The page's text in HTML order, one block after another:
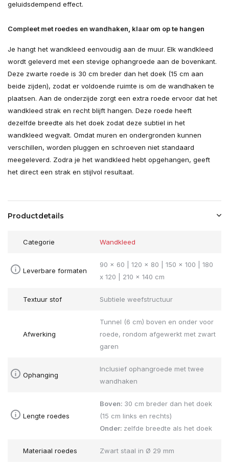
geluidsdempend effect.
Compleet met roedes en wandhaken, klaar om op te hangen
Je hangt het wandkleed eenvoudig aan de muur. Elk wandkleed
wordt geleverd met een stevige ophangroede aan de bovenkant.
Deze zwarte roede is 30 cm breder dan het doek (15 cm aan
beide zijden), zodat er voldoende ruimte is om de wandhaken te
plaatsen. Aan de onderzijde zorgt een extra roede ervoor dat het
wandkleed strak en recht blijft hangen. Deze roede heeft
dezelfde breedte als het doek zodat deze subtiel in het
wandkleed wegvalt. Omdat muren en ondergronden kunnen
verschillen, worden pluggen en schroeven niet standaard
meegeleverd. Zodra je het wandkleed hebt opgehangen, geeft
het direct een strak en stijlvol resultaat.
Productdetails
Categorie Wandkleed
Leverbare formaten
90 x 60 | 120 x 80 | 150 x 100 | 180
x 120 | 210 x 140 cm
Textuur stof Subtiele weefstructuur
Afwerking
Tunnel (6 cm) boven en onder voor
roede, rondom afgewerkt met zwart
garen
Ophanging
Inclusief ophangroede met twee
wandhaken
Lengte roedes
Boven: 30 cm breder dan het doek
(15 cm links en rechts)
Onder: zelfde breedte als het doek
Materiaal roedes Zwart staal in Ø 29 mm